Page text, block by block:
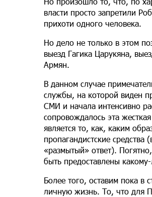
власти просто запретили
прихоти одного человека.
Но дело не только в этом
выезд Гагика Царукяна,
Армян.
В данном случае
службы, на которой виден
СМИ и начала интенсивно
сопровождалось эта
является то, как, каким
пропагандистские
«размытый» ответ).
быть предоставлены
Более того, оставим пока в
личную жизнь. То, что для